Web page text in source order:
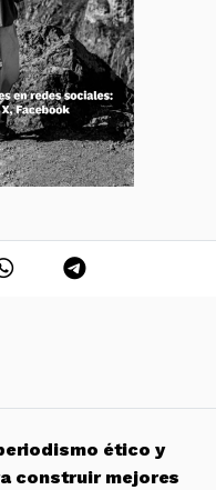
ético y
construir mejores